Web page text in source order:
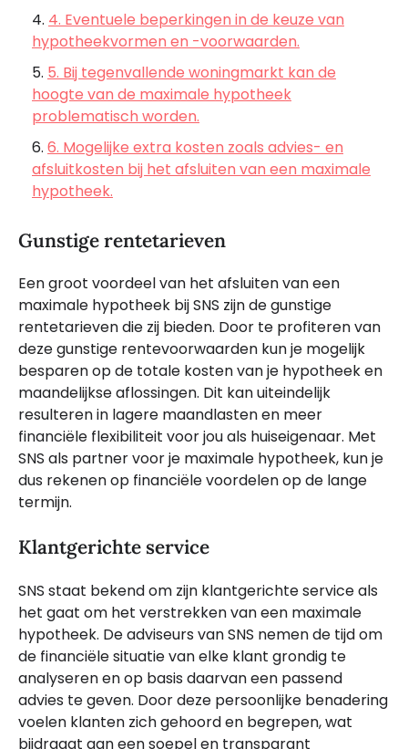
4. Eventuele beperkingen in de keuze van
hypotheekvormen en -voorwaarden.
5. Bij tegenvallende woningmarkt kan de
hoogte van de maximale hypotheek
problematisch worden.
6. Mogelijke extra kosten zoals advies- en
afsluitkosten bij het afsluiten van een maximale
hypotheek.
Gunstige rentetarieven
Een groot voordeel van het afsluiten van een
maximale hypotheek bij SNS zijn de gunstige
rentetarieven die zij bieden. Door te profiteren van
deze gunstige rentevoorwaarden kun je mogelijk
besparen op de totale kosten van je hypotheek en
maandelijkse aflossingen. Dit kan uiteindelijk
resulteren in lagere maandlasten en meer
financiële flexibiliteit voor jou als huiseigenaar. Met
SNS als partner voor je maximale hypotheek, kun je
dus rekenen op financiële voordelen op de lange
termijn.
Klantgerichte service
SNS staat bekend om zijn klantgerichte service als
het gaat om het verstrekken van een maximale
hypotheek. De adviseurs van SNS nemen de tijd om
de financiële situatie van elke klant grondig te
analyseren en op basis daarvan een passend
advies te geven. Door deze persoonlijke benadering
voelen klanten zich gehoord en begrepen, wat
bijdraagt aan een soepel en transparant